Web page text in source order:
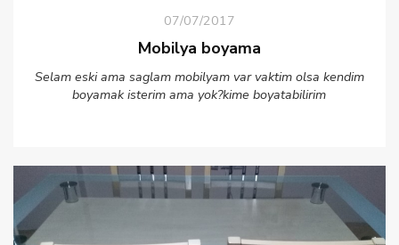
07/07/2017
Mobilya boyama
Selam eski ama saglam mobilyam var vaktim olsa kendim
boyamak isterim ama yok?kime boyatabilirim